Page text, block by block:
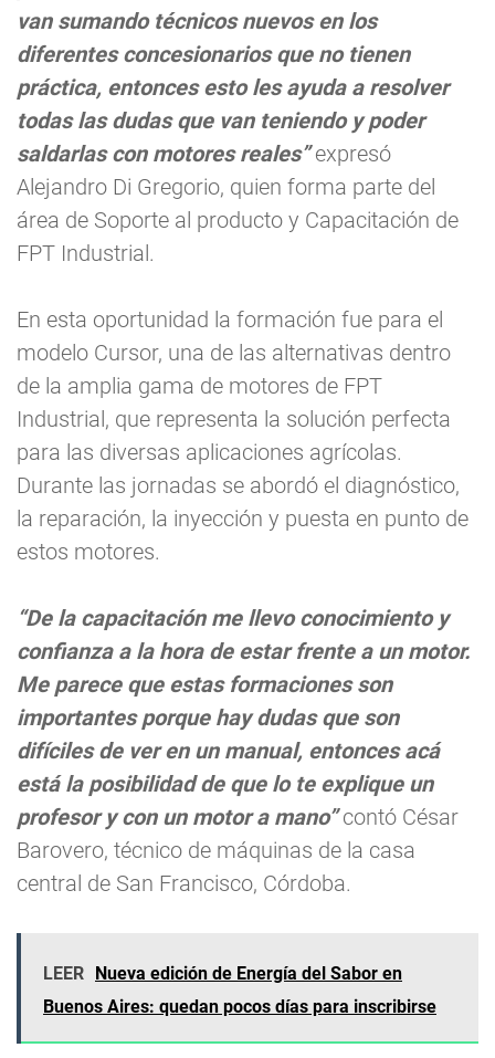
van sumando técnicos nuevos en los
diferentes concesionarios que no tienen
práctica, entonces esto les ayuda a resolver
todas las dudas que van teniendo y poder
saldarlas con motores reales”expresó
Alejandro Di Gregorio, quien forma parte del
área de Soporte al producto y Capacitación de
FPT Industrial.
En esta oportunidad la formación fue para el
modelo Cursor, una de las alternativas dentro
de la amplia gama de motores de FPT
Industrial, que representa la solución perfecta
para las diversas aplicaciones agrícolas.
Durante las jornadas se abordó el diagnóstico,
la reparación, la inyección y puesta en punto de
estos motores.
“De la capacitación me llevo conocimiento y
confianza a la hora de estar frente a un motor.
Me parece que estas formaciones son
importantes porque hay dudas que son
difíciles de ver en un manual, entonces acá
está la posibilidad de que lo te explique un
profesor y con un motor a mano”contó César
Barovero, técnico de máquinas de la casa
central de San Francisco, Córdoba.
LEER
Nueva edición de Energía del Sabor en
Buenos Aires: quedan pocos días para inscribirse